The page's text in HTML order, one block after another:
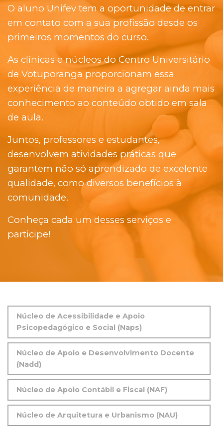
O aluno Unifev tem a oportunidade de entrar
em contato com a sua profissão desde os
primeiros momentos do curso.
As clínicas e núcleos do Centro Universitário
de Votuporanga proporcionam essa
experiência de maneira a agregar ainda mais
conhecimento ao conteúdo obtido em sala
de aula.
Juntos, professores e estudantes,
desenvolvem atividades práticas que
garantem não só aprendizado de excelente
qualidade, como diversos benefícios à
comunidade.
Conheça cada um desses serviços e
participe!
Núcleo de Acessibilidade e Apoio
Psicopedagógico e Social (Naps)
Núcleo de Apoio e Desenvolvimento Docente
(Nadd)
Núcleo de Apoio Contábil e Fiscal (NAF)
Núcleo de Arquitetura e Urbanismo (NAU)